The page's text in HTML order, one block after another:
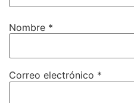
Nombre *
Correo electrónico *